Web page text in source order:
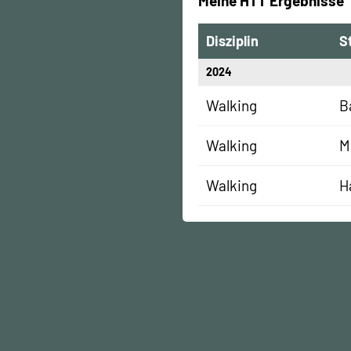
Disziplin
2024
Walking
Walking
Walking